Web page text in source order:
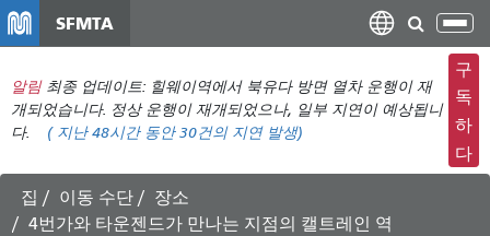
텐
츠
로
건
뛰
SFMTA
탐
색
메
뉴
전
환
알림 최종 업데이트: 힐웨이역에서 북유다 방면 열차 운행이 재
개되었습니다. 정상 운행이 재개되었으나, 일부 지연이 예상됩니
다.
( 지난 48시간 동안30건의 지연 발생)
구
독
하
다
집 이동 수단
장소
4번가와 타운젠드가 만나는 지점의 캘트레인 역